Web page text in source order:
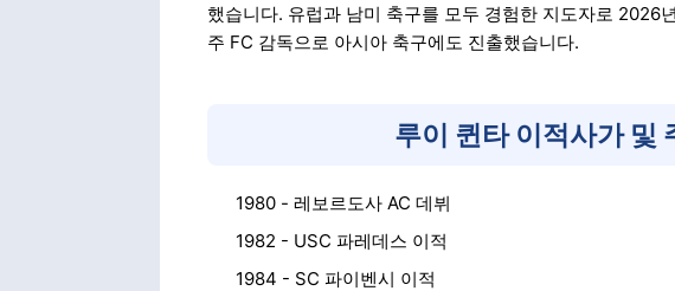
했습니다. 유럽과 남미 축구를 모두 경험한 지도자로 2026
주 FC 감독으로 아시아 축구에도 진출했습니다.
루이 퀸타 이적사가 및
1980 - 레보르도사 AC 데뷔
1982 - USC 파레데스 이적
1984 - SC 파이벤시 이적